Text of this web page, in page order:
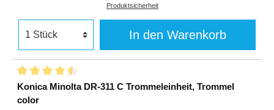
Produktsicherheit
In den Warenkorb
Konica Minolta DR-311 C Trommeleinheit, Trommel
color